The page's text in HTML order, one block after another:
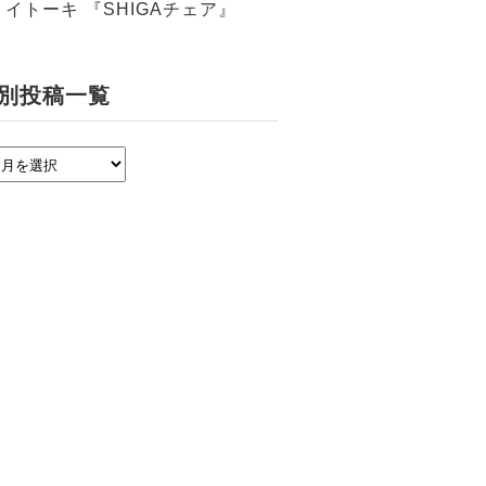
イトーキ 『SHIGAチェア』
投稿一覧